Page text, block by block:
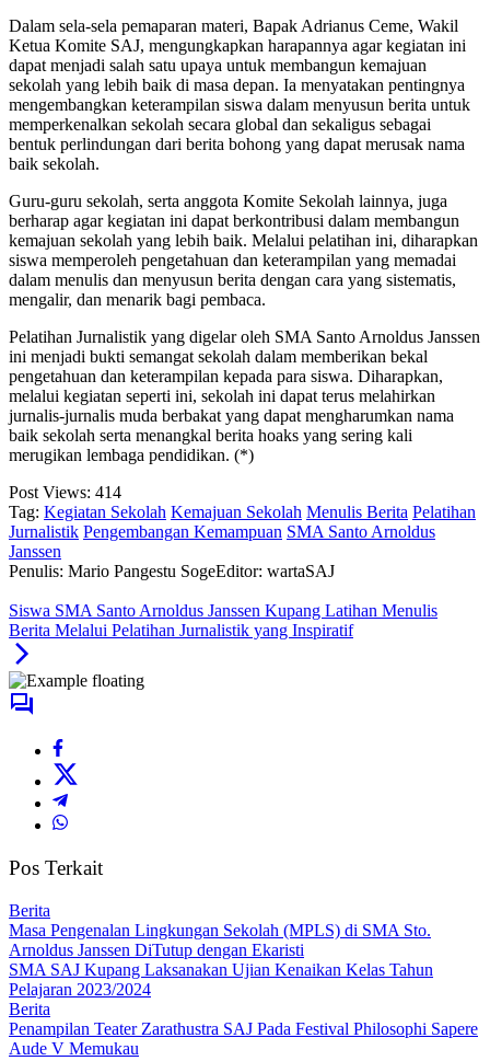
Dalam sela-sela pemaparan materi, Bapak Adrianus Ceme, Wakil
Ketua Komite SAJ, mengungkapkan harapannya agar kegiatan ini
dapat menjadi salah satu upaya untuk membangun kemajuan
sekolah yang lebih baik di masa depan. Ia menyatakan pentingnya
mengembangkan keterampilan siswa dalam menyusun berita untuk
memperkenalkan sekolah secara global dan sekaligus sebagai
bentuk perlindungan dari berita bohong yang dapat merusak nama
baik sekolah.
Guru-guru sekolah, serta anggota Komite Sekolah lainnya, juga
berharap agar kegiatan ini dapat berkontribusi dalam membangun
kemajuan sekolah yang lebih baik. Melalui pelatihan ini, diharapkan
siswa memperoleh pengetahuan dan keterampilan yang memadai
dalam menulis dan menyusun berita dengan cara yang sistematis,
mengalir, dan menarik bagi pembaca.
Pelatihan Jurnalistik yang digelar oleh SMA Santo Arnoldus Janssen
ini menjadi bukti semangat sekolah dalam memberikan bekal
pengetahuan dan keterampilan kepada para siswa. Diharapkan,
melalui kegiatan seperti ini, sekolah ini dapat terus melahirkan
jurnalis-jurnalis muda berbakat yang dapat mengharumkan nama
baik sekolah serta menangkal berita hoaks yang sering kali
merugikan lembaga pendidikan. (*)
Post Views: 414
Tag: Kegiatan Sekolah Kemajuan Sekolah Menulis Berita Pelatihan
Jurnalistik Pengembangan Kemampuan SMA Santo Arnoldus
Janssen
Penulis: Mario Pangestu SogeEditor: wartaSAJ
Siswa SMA Santo Arnoldus Janssen Kupang Latihan Menulis
Berita Melalui Pelatihan Jurnalistik yang Inspiratif
Pos Terkait
Berita
Masa Pengenalan Lingkungan Sekolah (MPLS) di SMA Sto.
Arnoldus Janssen DiTutup dengan Ekaristi
SMA SAJ Kupang Laksanakan Ujian Kenaikan Kelas Tahun
Pelajaran 2023/2024
Berita
Penampilan Teater Zarathustra SAJ Pada Festival Philosophi Sapere
Aude V Memukau